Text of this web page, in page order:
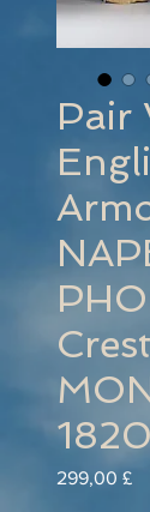
Pair
Crest
1820
299,00 £